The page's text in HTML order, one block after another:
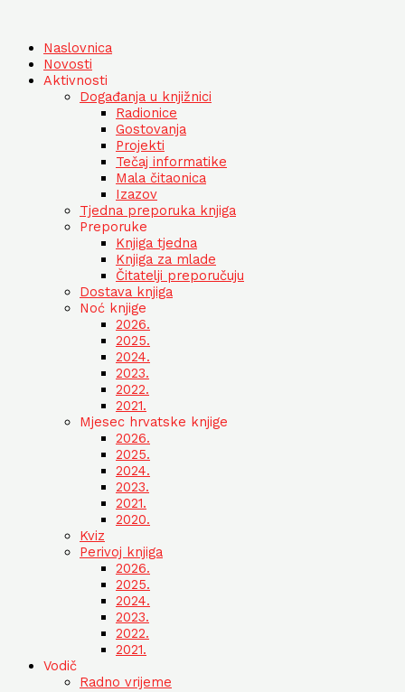
Naslovnica
Novosti
Aktivnosti
Događanja u knjižnici
Radionice
Gostovanja
Projekti
Tečaj informatike
Mala čitaonica
Izazov
Tjedna preporuka knjiga
Preporuke
Knjiga tjedna
Knjiga za mlade
Čitatelji preporučuju
Dostava knjiga
Noć knjige
2026.
2025.
2024.
2023.
2022.
2021.
Mjesec hrvatske knjige
2026.
2025.
2024.
2023.
2021.
2020.
Kviz
Perivoj knjiga
2026.
2025.
2024.
2023.
2022.
2021.
Vodič
Radno vrijeme